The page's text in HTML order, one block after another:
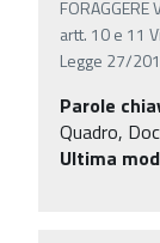
artt. 10 e 11
Legge 27/
Parole
Quadro,
Ultima